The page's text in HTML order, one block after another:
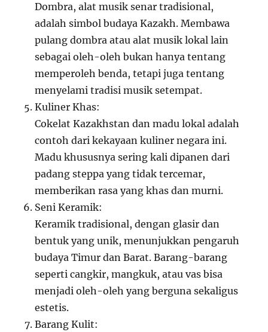
Dombra, alat musik senar tradisional,
adalah simbol budaya Kazakh. Membawa
pulang dombra atau alat musik lokal lain
sebagai oleh-oleh bukan hanya tentang
memperoleh benda, tetapi juga tentang
menyelami tradisi musik setempat.
Kuliner Khas:
Cokelat Kazakhstan dan madu lokal adalah
contoh dari kekayaan kuliner negara ini.
Madu khususnya sering kali dipanen dari
padang steppa yang tidak tercemar,
memberikan rasa yang khas dan murni.
Seni Keramik:
Keramik tradisional, dengan glasir dan
bentuk yang unik, menunjukkan pengaruh
budaya Timur dan Barat. Barang-barang
seperti cangkir, mangkuk, atau vas bisa
menjadi oleh-oleh yang berguna sekaligus
estetis.
Barang Kulit: